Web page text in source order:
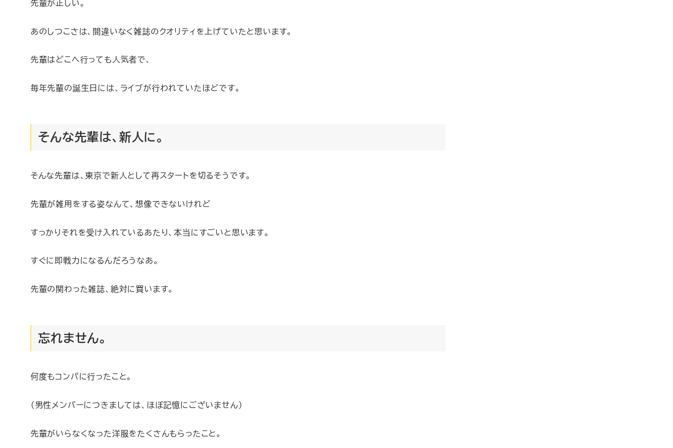
先輩が正しい。
あのしつこさは、間違いなく雑誌のクオリティを上げていたと思います。
先輩はどこへ行っても人気者で、
毎年先輩の誕生日には、ライブが行われていたほどです。
そんな先輩は、新人に。
そんな先輩は、東京で新人として再スタートを切るそうです。
先輩が雑用をする姿なんて、想像できないけれど
すっかりそれを受け入れているあたり、本当にすごいと思います。
すぐに即戦力になるんだろうなあ。
先輩の関わった雑誌、絶対に買います。
忘れません。
何度もコンパに行ったこと。
（男性メンバーにつきましては、ほぼ記憶にございません）
先輩がいらなくなった洋服をたくさんもらったこと。